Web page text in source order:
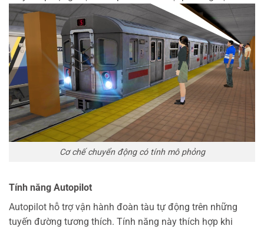
Cơ chế chuyển động có tính mô phỏng
Tính năng Autopilot
Autopilot hỗ trợ vận hành đoàn tàu tự động trên những
tuyến đường tương thích. Tính năng này thích hợp khi